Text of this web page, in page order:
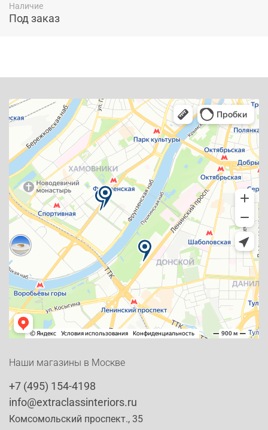
Наличие
Под заказ
Наши магазины в Москве
+7 (495) 154-4198
info@extraclassinteriors.ru
Комсомольский проспект., 35